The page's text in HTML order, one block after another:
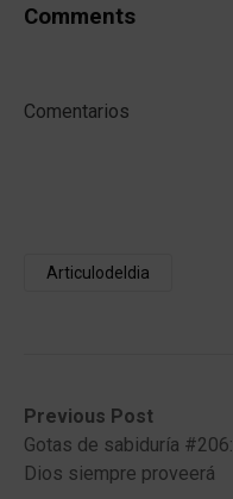
Comments
Comentarios
Articulodeldia
Post
navigation
Previous Post
Previous
post:Gotas de sabiduría #206:
Dios siempre proveerá
Next
post: